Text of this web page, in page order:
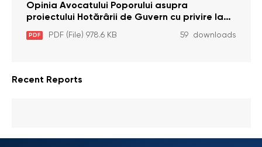
pentru comiterea cu intenție a unor infracțiuni
a fost luată în considerare de Curtea
Constituțională
Opinia Avocatului Poporului asupra
proiectului Hotărârii de Guvern cu privire la
aprobarea proiectului de lege privind
activitatea sanitară veterinarăa
PDF PDF (File) 978.6 KB 59 downloads
Recent Reports